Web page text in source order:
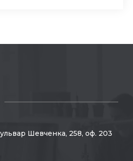
Шевченка, 258, оф. 203